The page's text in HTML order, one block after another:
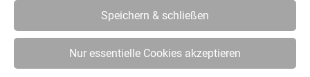
Speichern & schließen
Nur essentielle Cookies akzeptieren